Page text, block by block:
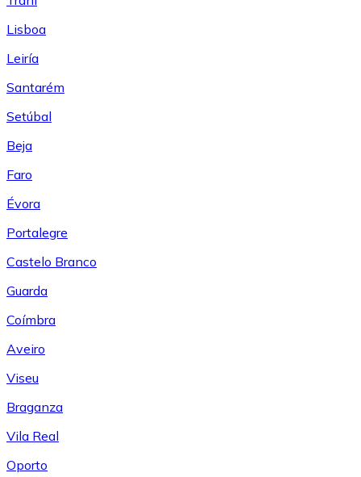
Lisboa
Leiría
Santarém
Setúbal
Beja
Faro
Évora
Portalegre
Castelo Branco
Guarda
Coímbra
Aveiro
Viseu
Braganza
Vila Real
Oporto